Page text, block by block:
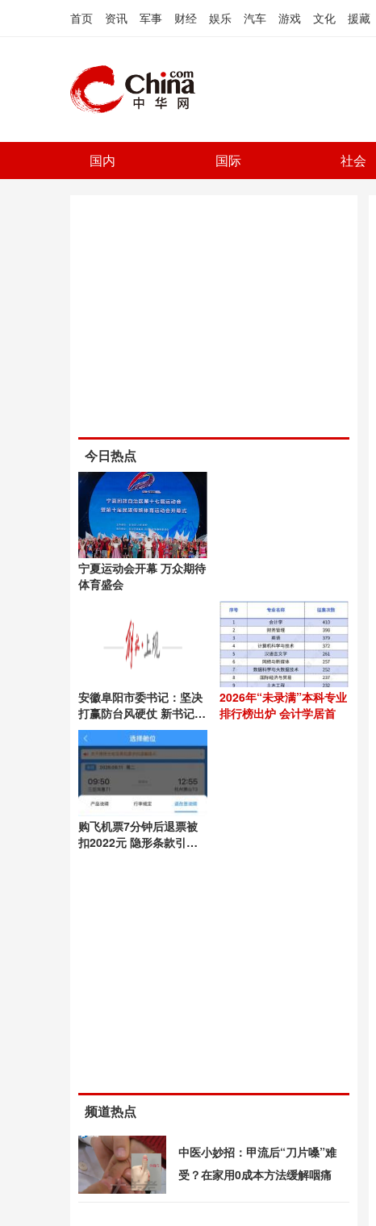
首页 资讯 军事 财经 娱乐 汽车 游戏 文化 援藏
国内 国际 社会
今日热点
宁夏运动会开幕 万众期待
体育盛会
安徽阜阳市委书记：坚决
打赢防台风硬仗 新书记上
任引领抗灾
2026年“未录满”本科专业
排行榜出炉 会计学居首
购飞机票7分钟后退票被
扣2022元 隐形条款引争
频道热点
中医小妙招：甲流后“刀片嗓”难
受？在家用0成本方法缓解咽痛